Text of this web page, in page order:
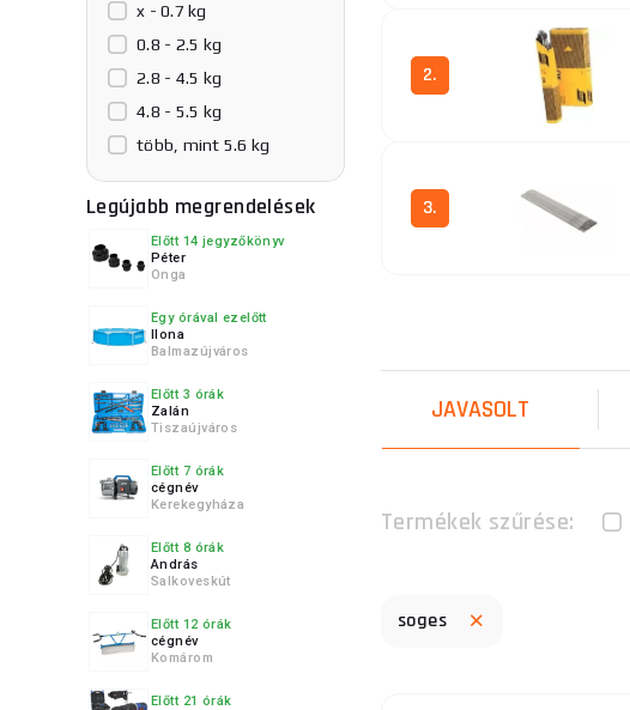
x - 0.7 kg
0.8 - 2.5 kg
2.8 - 4.5 kg
4.8 - 5.5 kg
több, mint 5.6 kg
Legújabb megrendelések
Előtt 14 jegyzőkönyv
Péter
Onga
Egy órával ezelőtt
Ilona
Balmazújváros
Előtt 3 órák
Zalán
Tiszaújváros
Előtt 7 órák
cégnév
Kerekegyháza
Előtt 8 órák
András
Salkoveskút
Előtt 12 órák
cégnév
Komárom
Előtt 21 órák
2.
3.
JAVASOLT
Termékek szűrése:
soges